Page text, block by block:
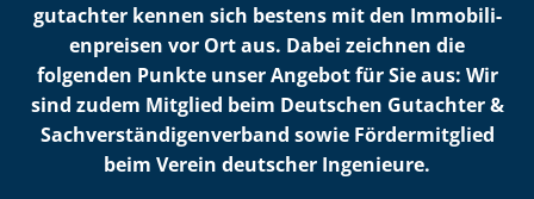
gut­ach­ter kennen sich bestens mit den Im­mo­bi­li­
en­prei­sen vor Ort aus. Dabei zeichnen die
folgenden Punkte unser Angebot für Sie aus: Wir
sind zudem Mitglied beim Deutschen Gutachter &
Sach­ver­stän­di­gen­ver­band sowie Fördermitglied
beim Verein deutscher Ingenieure.